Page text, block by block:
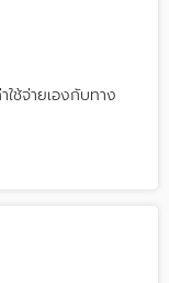
ช้จ่ายเองกับทาง